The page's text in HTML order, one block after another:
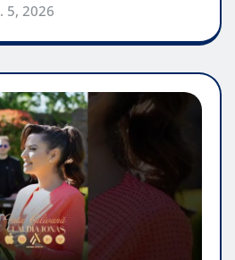
5, 2026